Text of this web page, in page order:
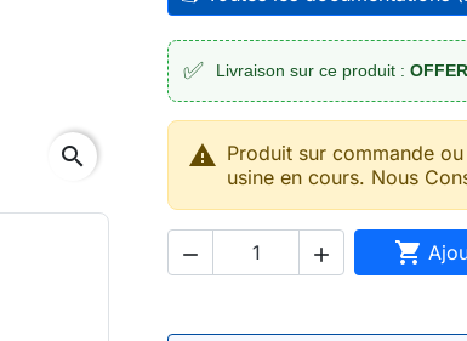
search
✅ Livraison sur ce produit :
 Produit sur commande
usine en cours. Nous
  